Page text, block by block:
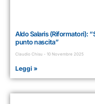
Aldo Salaris (Riformatori):
punto nascita”
Claudio Chisu 10 Novembre 2025
Leggi »